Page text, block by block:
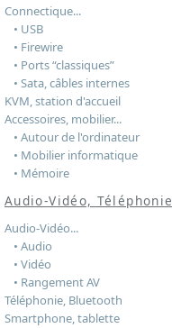
Connectique...
• USB
• Firewire
• Ports “classiques”
• Sata, câbles internes
KVM, station d'accueil
Accessoires, mobilier...
• Autour de l'ordinateur
• Mobilier informatique
• Mémoire
Audio-Vidéo, Téléphonie
Audio-Vidéo...
• Audio
• Vidéo
• Rangement AV
Téléphonie, Bluetooth
Smartphone, tablette